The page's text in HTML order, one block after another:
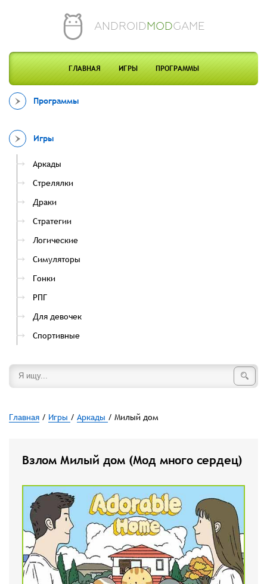
ANDROIDMODGAME
ГЛАВНАЯ ИГРЫ ПРОГРАММЫ
Программы
Игры
Аркады
Стрелялки
Драки
Стратегии
Логические
Симуляторы
Гонки
РПГ
Для девочек
Спортивные
Главная / Игры / Аркады / Милый дом
Взлом Милый дом (Мод много сердец)